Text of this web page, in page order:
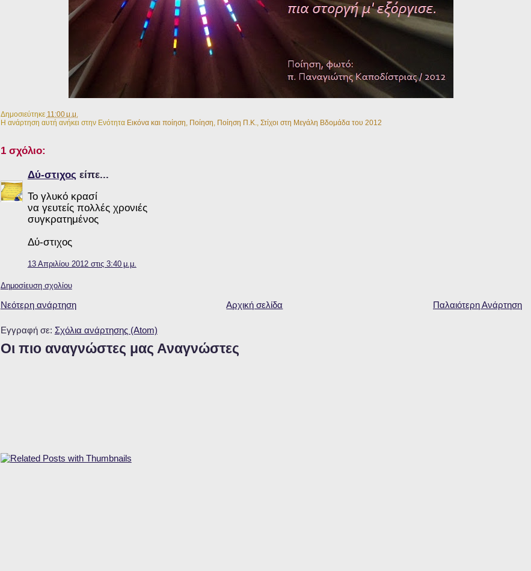
Δημοσιεύτηκε 11:00 μ.μ.
Η ανάρτηση αυτή ανήκει στην Ενότητα Εικόνα και ποίηση Ποίηση Ποίηση Π.Κ. Στίχοι στη Μεγάλη Βδομάδα του 2012
1 σχόλιο:
Δύ-στιχος είπε...
Το γλυκό κρασί
να γευτείς πολλές χρονιές
συγκρατημένος
Δύ-στιχος
13 Απριλίου 2012 στις 3:40 μ.μ.
Δημοσίευση σχολίου
Νεότερη ανάρτηση Παλαιότερη Ανάρτηση
Αρχική σελίδα
Εγγραφή σε: Σχόλια ανάρτησης (Atom)
Οι πιο αναγνώστες μας Αναγνώστες